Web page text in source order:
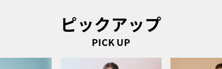
ピックアップ
PICK UP